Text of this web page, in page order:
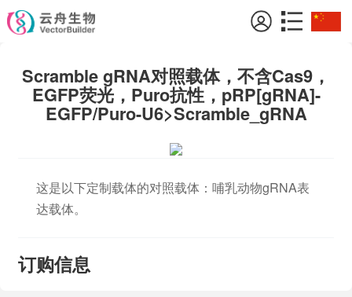
Scramble gRNA对照载体，不含Cas9，
EGFP荧光，Puro抗性，pRP[gRNA]-
EGFP/Puro-U6>Scramble_gRNA
这是以下定制载体的对照载体：哺乳动物gRNA表
达载体。
订购信息